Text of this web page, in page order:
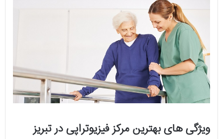
ویژگی های بهترین مرکز فیزیوتراپی در تبریز